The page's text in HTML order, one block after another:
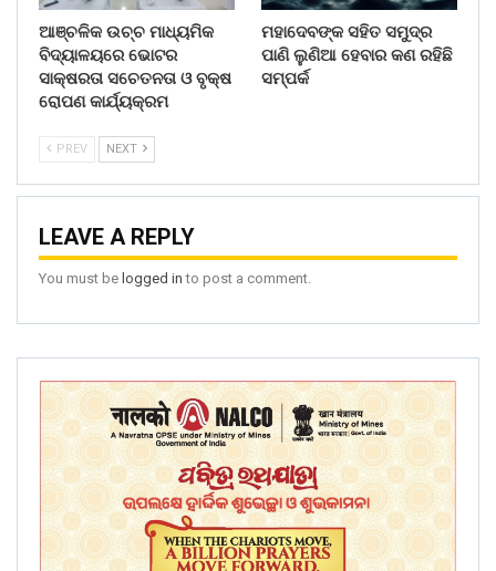
ଆଞ୍ଚଳିକ ଉଚ୍ଚ ମାଧ୍ୟମିକ
ବିଦ୍ୟାଳୟରେ ଭୋଟର
ସାକ୍ଷରତା ସଚେତନତା ଓ ବୃକ୍ଷ
ରୋପଣ କାର୍ଯ୍ୟକ୍ରମ
ମହାଦେବଙ୍କ ସହିତ ସମୁଦ୍ର
ପାଣି ଲୁଣିଆ ହେବାର କଣ ରହିଛି
ସମ୍ପର୍କ
PREV NEXT
LEAVE A REPLY
You must be logged in to post a comment.